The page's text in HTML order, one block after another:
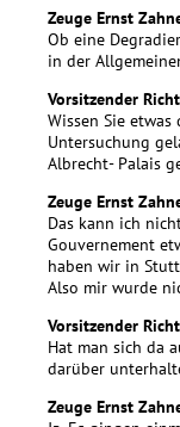
Zeuge Ernst
Ob eine
in der
Vorsitzender
Wissen Sie
Untersuchung
Albrecht- Palais
Zeuge Ernst
Das kann ich
Gouvernement
haben wir in
Also mir wurde
Vorsitzender
Hat man sich da
darüber
Zeuge Ernst